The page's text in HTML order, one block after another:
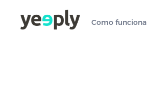
Como funciona